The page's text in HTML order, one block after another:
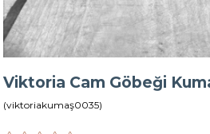
Viktoria Cam Göbeği
(viktoriakumaş0035)